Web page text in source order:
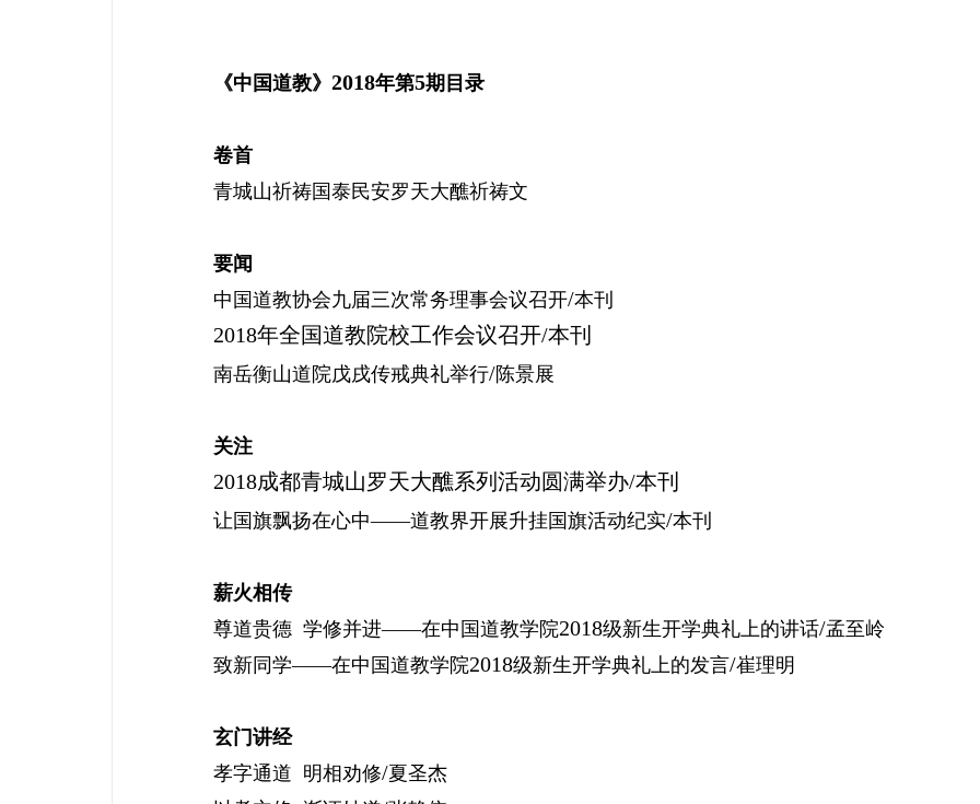
《中国道教》2018年第5期目录
卷首
青城山祈祷国泰民安罗天大醮祈祷文
要闻
中国道教协会九届三次常务理事会议召开/本刊
2018年全国道教院校工作会议召开/本刊
南岳衡山道院戊戌传戒典礼举行/陈景展
关注
2018成都青城山罗天大醮系列活动圆满举办/本刊
让国旗飘扬在心中——道教界开展升挂国旗活动纪实/本刊
薪火相传
尊道贵德 学修并进——在中国道教学院2018级新生开学典礼上的讲话/孟至岭
致新同学——在中国道教学院2018级新生开学典礼上的发言/崔理明
玄门讲经
孝字通道 明相劝修/夏圣杰